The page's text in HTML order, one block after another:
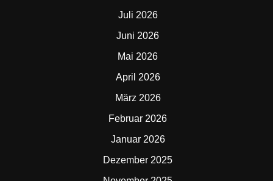
Juli 2026
Juni 2026
Mai 2026
April 2026
März 2026
Februar 2026
Januar 2026
Dezember 2025